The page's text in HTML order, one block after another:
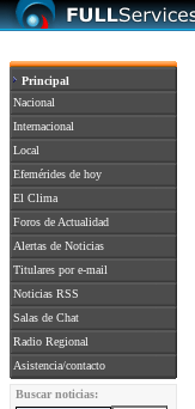
Principal
Nacional
Internacional
Local
Efemérides de hoy
El Clima
Foros de Actualidad
Alertas de Noticias
Titulares por e-mail
Noticias RSS
Salas de Chat
Radio Regional
Asistencia/contacto
Buscar noticias: